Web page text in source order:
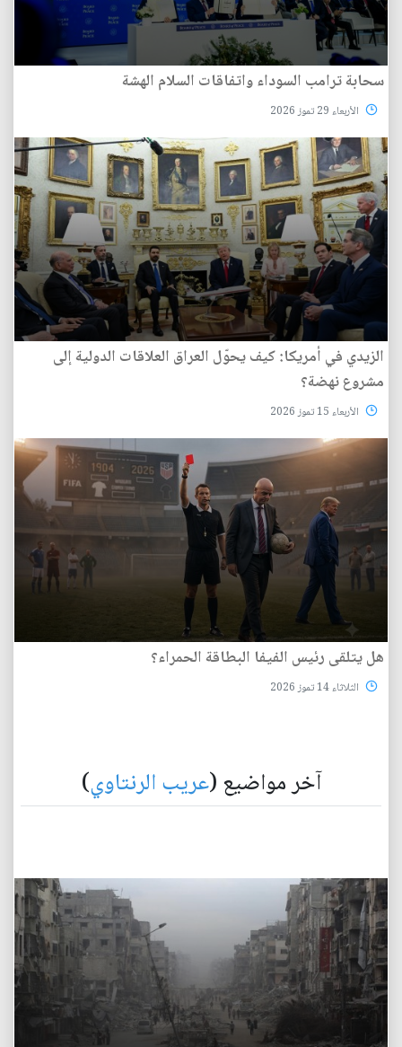
سحابة ترامب السوداء واتفاقات السلام الهشة
الأربعاء 29 تموز 2026
الزيدي في أمريكا: كيف يحوّل العراق العلاقات الدولية إلى
مشروع نهضة؟
الأربعاء 15 تموز 2026
هل يتلقى رئيس الفيفا البطاقة الحمراء؟
الثلاثاء 14 تموز 2026
آخر مواضيع (عريب الرنتاوي)